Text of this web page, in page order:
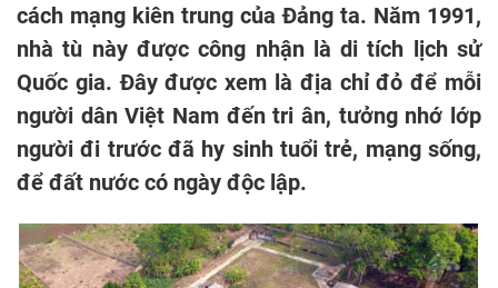
cách mạng kiên trung của Đảng ta. Năm 1991,
nhà tù này được công nhận là di tích lịch sử
Quốc gia. Đây được xem là địa chỉ đỏ để mỗi
người dân Việt Nam đến tri ân, tưởng nhớ lớp
người đi trước đã hy sinh tuổi trẻ, mạng sống,
để đất nước có ngày độc lập.